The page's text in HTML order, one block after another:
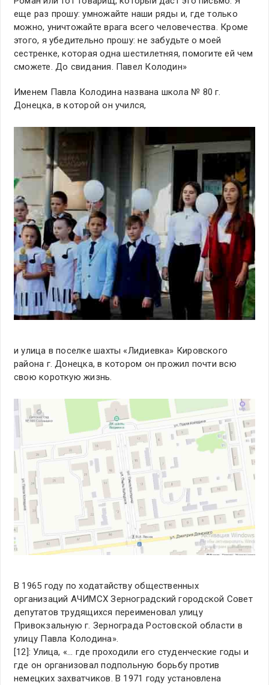
еще раз прошу: умножайте наши ряды и, где только
можно, уничтожайте врага всего человечества. Кроме
этого, я убедительно прошу: не забудьте о моей
сестренке, которая одна шестилетняя, помогите ей чем
сможете. До свидания. Павел Колодин»
Именем Павла Колодина названа школа № 80 г.
Донецка, в которой он учился,
и улица в поселке шахты «Лидиевка» Кировского
района г. Донецка, в котором он прожил почти всю
свою короткую жизнь.
В 1965 году по ходатайству общественных
организаций АЧИМСХ Зерноградский городской Совет
депутатов трудящихся переименовал улицу
Привокзальную г. Зернограда Ростовской области в
улицу Павла Колодина».
[12]: Улица, «… где проходили его студенческие годы и
где он организовал подпольную борьбу против
немецких захватчиков. В 1971 году установлена